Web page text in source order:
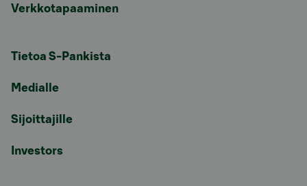
Verkkotapaaminen
Tietoa S-Pankista
Medialle
Sijoittajille
Investors